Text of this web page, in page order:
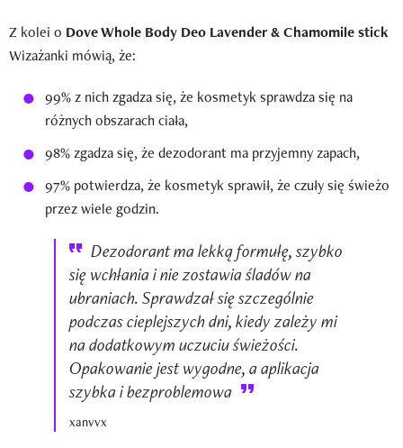
Z kolei o Dove Whole Body Deo Lavender & Chamomile stick
Wizażanki mówią, że:
99% z nich zgadza się, że kosmetyk sprawdza się na
różnych obszarach ciała,
98% zgadza się, że dezodorant ma przyjemny zapach,
97% potwierdza, że kosmetyk sprawił, że czuły się świeżo
przez wiele godzin.
Dezodorant ma lekką formułę, szybko
się wchłania i nie zostawia śladów na
ubraniach. Sprawdzał się szczególnie
podczas cieplejszych dni, kiedy zależy mi
na dodatkowym uczuciu świeżości.
Opakowanie jest wygodne, a aplikacja
szybka i bezproblemowa
xanvvx